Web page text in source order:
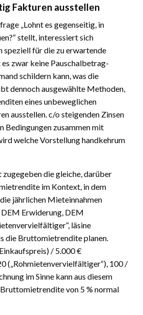
Fakturen ausstellen
„Lohnt es gegenseitig, in
stellt, interessiert sich
speziell für die zu erwartende
zwar keine Pauschalbetrag-
schildern kann, was die
dennoch ausgewählte Methoden,
eines unbeweglichen
ausstellen. c/o steigenden Zinsen
Bedingungen zusammen mit
welche Vorstellung handkehrum
die gleiche, darüber
im Kontext, in dem
jährlichen Mieteinnahmen
Erwiderung, DEM
läsine
die Bruttomietrendite planen.
/ 5.000 €
(„Rohmietenvervielfältiger“), 100 /
im Sinne kann aus diesem
von 5 % normal